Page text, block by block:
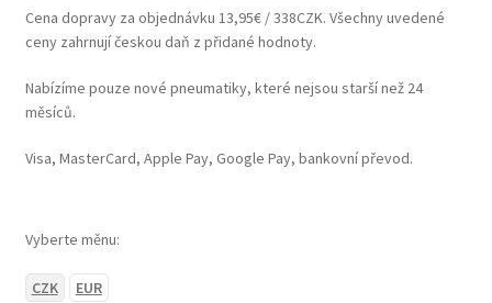
Cena dopravy za objednávku 13,95€ / 338CZK. Všechny uvedené
ceny zahrnují českou daň z přidané hodnoty.
Nabízíme pouze nové pneumatiky, které nejsou starší než 24
měsíců.
Visa, MasterCard, Apple Pay, Google Pay, bankovní převod.
Vyberte měnu:
CZK EUR